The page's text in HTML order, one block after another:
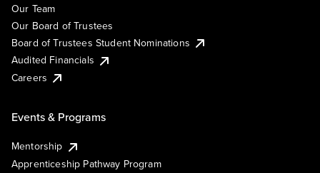
Our Team
Our Board of Trustees
Board of Trustees Student Nominations
Audited Financials
Careers
Events & Programs
Mentorship
Apprenticeship Pathway Program